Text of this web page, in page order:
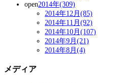
open2014年(309)
2014年12月(85)
2014年11月(92)
2014年10月(107)
2014年9月(21)
2014年8月(4)
メディア